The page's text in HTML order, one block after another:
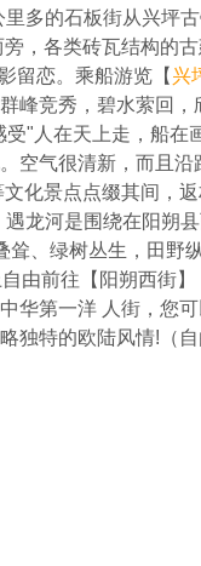
多的石板街从兴坪
，各类砖瓦结构的
留恋。乘船游览【 兴
峰竞秀，碧水萦回，
"人在天上走，船在
空气很清新，而且沿
化景点点缀其间，
龙河是围绕在阳朔
、绿树丛生，田野
由前往【阳朔西街
华第一洋 人街，您
独特的欧陆风情!（